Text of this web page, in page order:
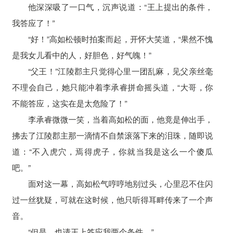
他深深吸了一口气，沉声说道：“王上提出的条件，
我答应了！”
“好！”高如松顿时拍案而起，开怀大笑道，“果然不愧
是我女儿看中的人，好胆色，好气魄！”
“父王！”江陵郡主只觉得心里一团乱麻，见父亲丝毫
不理会自己，她只能冲着李承睿拼命摇头道，“大哥，你
不能答应，这实在是太危险了！”
李承睿微微一笑，当着高如松的面，他竟是伸出手，
拂去了江陵郡主那一滴情不自禁滚落下来的泪珠，随即说
道：“不入虎穴，焉得虎子，你就当我是这么一个傻瓜
吧。”
面对这一幕，高如松气哼哼地别过头，心里忍不住闪
过一丝犹疑，可就在这时候，他只听得耳畔传来了一个声
音。